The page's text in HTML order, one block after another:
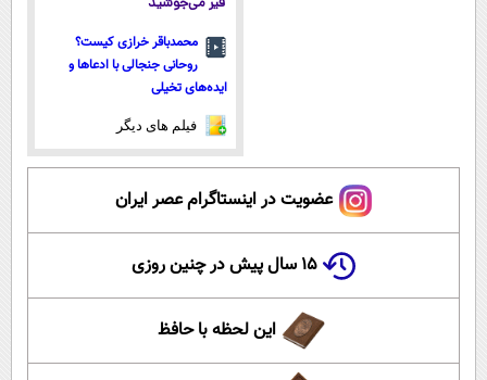
قیر می‌جوشید
محمدباقر خرازی کیست؟
روحانی جنجالی با ادعاها و
ایده‌های تخیلی
فیلم های دیگر
عضویت در اینستاگرام عصر ایران
۱۵ سال پیش در چنین روزی
این لحظه با حافظ